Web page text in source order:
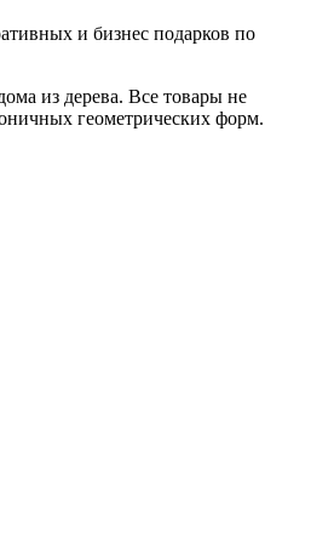
и бизнес подарков по
из дерева. Все товары не
геометрических форм.